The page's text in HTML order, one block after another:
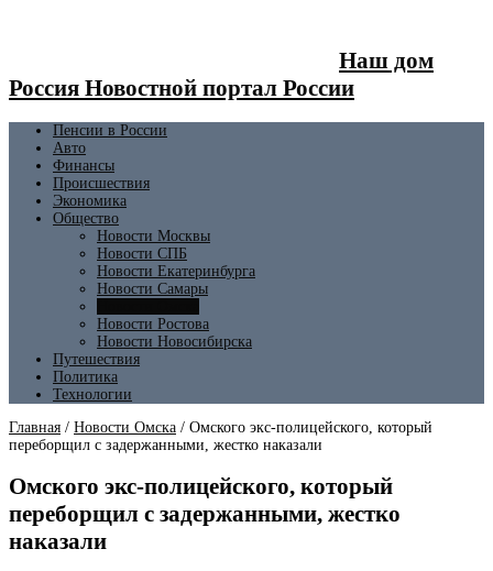
Наш дом
Россия Новостной портал России
Пенсии в России
Авто
Финансы
Происшествия
Экономика
Общество
Новости Москвы
Новости СПБ
Новости Екатеринбурга
Новости Самары
Новости Ростова
Новости Новосибирска
Путешествия
Политика
Технологии
Главная / Новости Омска / Омского экс-полицейского, который
переборщил с задержанными, жестко наказали
Омского экс-полицейского, который
переборщил с задержанными, жестко
наказали